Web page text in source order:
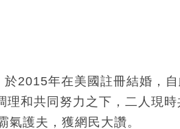
2015年在美國註冊結婚，自
和共同努力之下，二人現時
護夫，獲網民大讚。